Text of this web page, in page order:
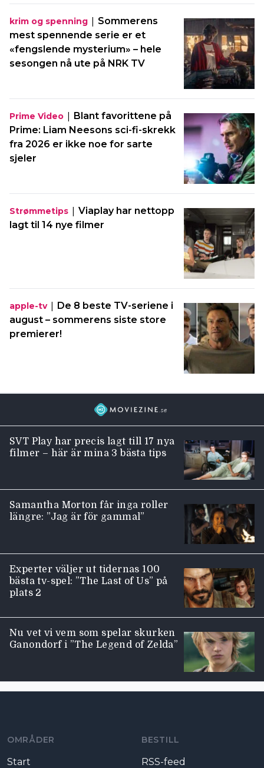
krim og spenning | Sommerens
mest spennende serie er et
«fengslende mysterium» – hele
sesongen nå ute på NRK TV
Prime Video | Blant favorittene på
Prime: Liam Neesons sci-fi-skrekk
fra 2026 er ikke noe for sarte
sjeler
Strømmetips | Viaplay har nettopp
lagt til 14 nye filmer
apple-tv| De 8 beste TV-seriene i
august – sommerens siste store
premierer!
SVT Play har precis lagt till 17 nya
filmer – här är mina 3 bästa tips
Samantha Morton får inga roller
längre: ”Jag är för gammal”
Experter väljer ut tidernas 100
bästa tv-spel: ”The Last of Us” på
plats 2
Nu vet vi vem som spelar skurken
Ganondorf i ”The Legend of Zelda”
OMRÅDER
Start
BESTILL
RSS-feed